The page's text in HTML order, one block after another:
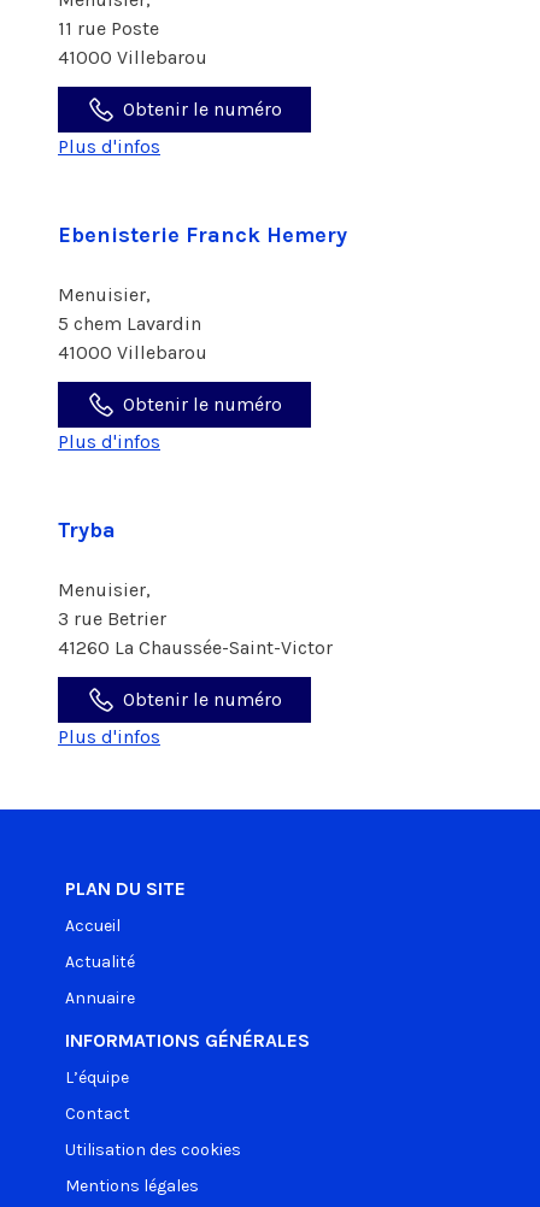
11 rue Poste
41000 Villebarou
Obtenir le numéro
Plus d'infos
Ebenisterie Franck Hemery
Menuisier,
5 chem Lavardin
41000 Villebarou
Obtenir le numéro
Plus d'infos
Tryba
Menuisier,
3 rue Betrier
41260 La Chaussée-Saint-Victor
Obtenir le numéro
Plus d'infos
PLAN DU SITE
Accueil
Actualité
Annuaire
INFORMATIONS GÉNÉRALES
L’équipe
Contact
Utilisation des cookies
Mentions légales